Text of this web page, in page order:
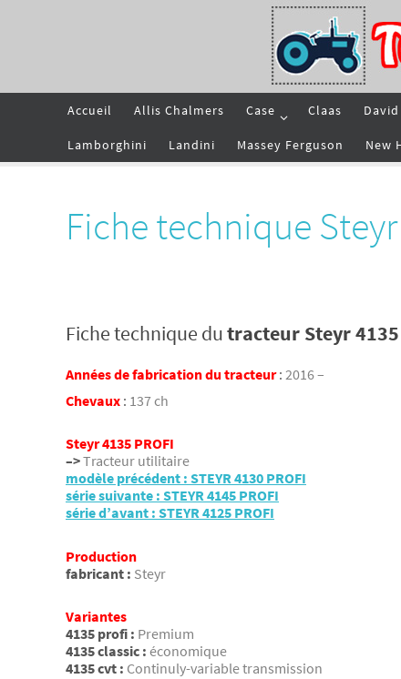
Accueil Allis Chalmers Case Claas
Lamborghini Landini Massey Ferguson New
Fiche technique Steyr
Fiche technique dutracteur Steyr 4135
Années de fabrication du tracteur: 2016 –
Chevaux : 137 ch
Steyr 4135 PROFI
–>Tracteur utilitaire
modèle précédent : STEYR 4130 PROFI
série suivante : STEYR 4145 PROFI
série d’avant : STEYR 4125 PROFI
Production
fabricant : Steyr
Variantes
4135 profi : Premium
4135 classic : économique
4135 cvt : Continuly-variable transmission